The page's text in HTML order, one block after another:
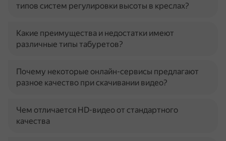
типов систем регулировки высоты в креслах?
Какие преимущества и недостатки имеют
различные типы табуретов?
Почему некоторые онлайн-сервисы предлагают
разное качество при скачивании видео?
Чем отличается HD-видео от стандартного
качества